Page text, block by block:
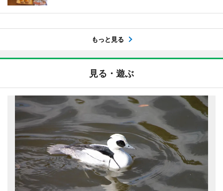
もっと見る
見る・遊ぶ